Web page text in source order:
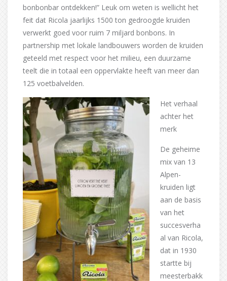
bonbonbar ontdekken!” Leuk om weten is wellicht het
feit dat Ricola jaarlijks 1500 ton gedroogde kruiden
verwerkt goed voor ruim 7 miljard bonbons. In
partnership met lokale landbouwers worden de kruiden
geteeld met respect voor het milieu, een duurzame
teelt die in totaal een oppervlakte heeft van meer dan
125 voetbalvelden.
Het verhaal
achter het
merk
De geheime
mix van 13
Alpen-
kruiden ligt
aan de basis
van het
succesverha
al van Ricola,
dat in 1930
startte bij
meesterbakk